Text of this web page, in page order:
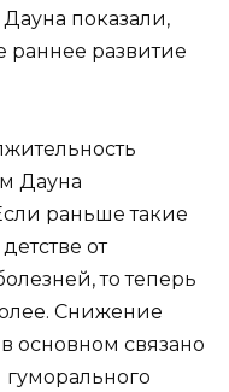
показали,
раннее развитие
Дауна
раньше такие
от
то теперь
Снижение
основном связано